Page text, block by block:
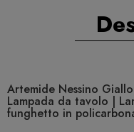
Artemide Nessino
Lampada da tavolo |
funghetto in